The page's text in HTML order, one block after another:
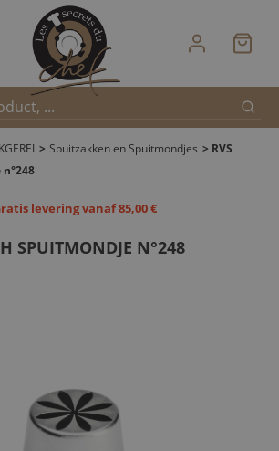
> Spuitzakken en Spuitmondjes > RVS
levering vanaf 85,00 €
SPUITMONDJE N°248